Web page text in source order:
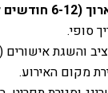
לפני):
סופי.
והשגת
מקום האירוע.